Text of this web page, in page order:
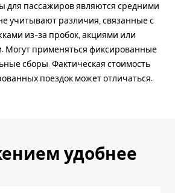
для пассажиров являются средними
учитывают различия, связанные с
из-за пробок, акциями или
Могут применяться фиксированные
сборы. Фактическая стоимость
поездок может отличаться.
удобнее